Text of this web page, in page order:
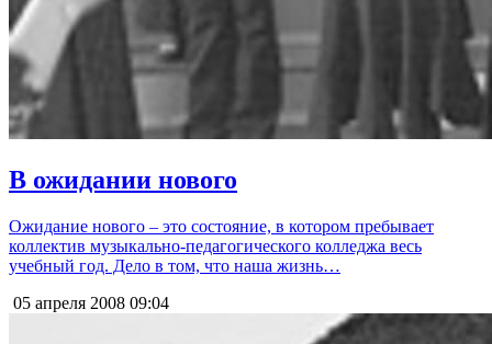
В ожидании нового
Ожидание нового – это состояние, в котором пребывает
коллектив музыкально-педагогического колледжа весь
учебный год. Дело в том, что наша жизнь…
05 апреля 2008 09:04